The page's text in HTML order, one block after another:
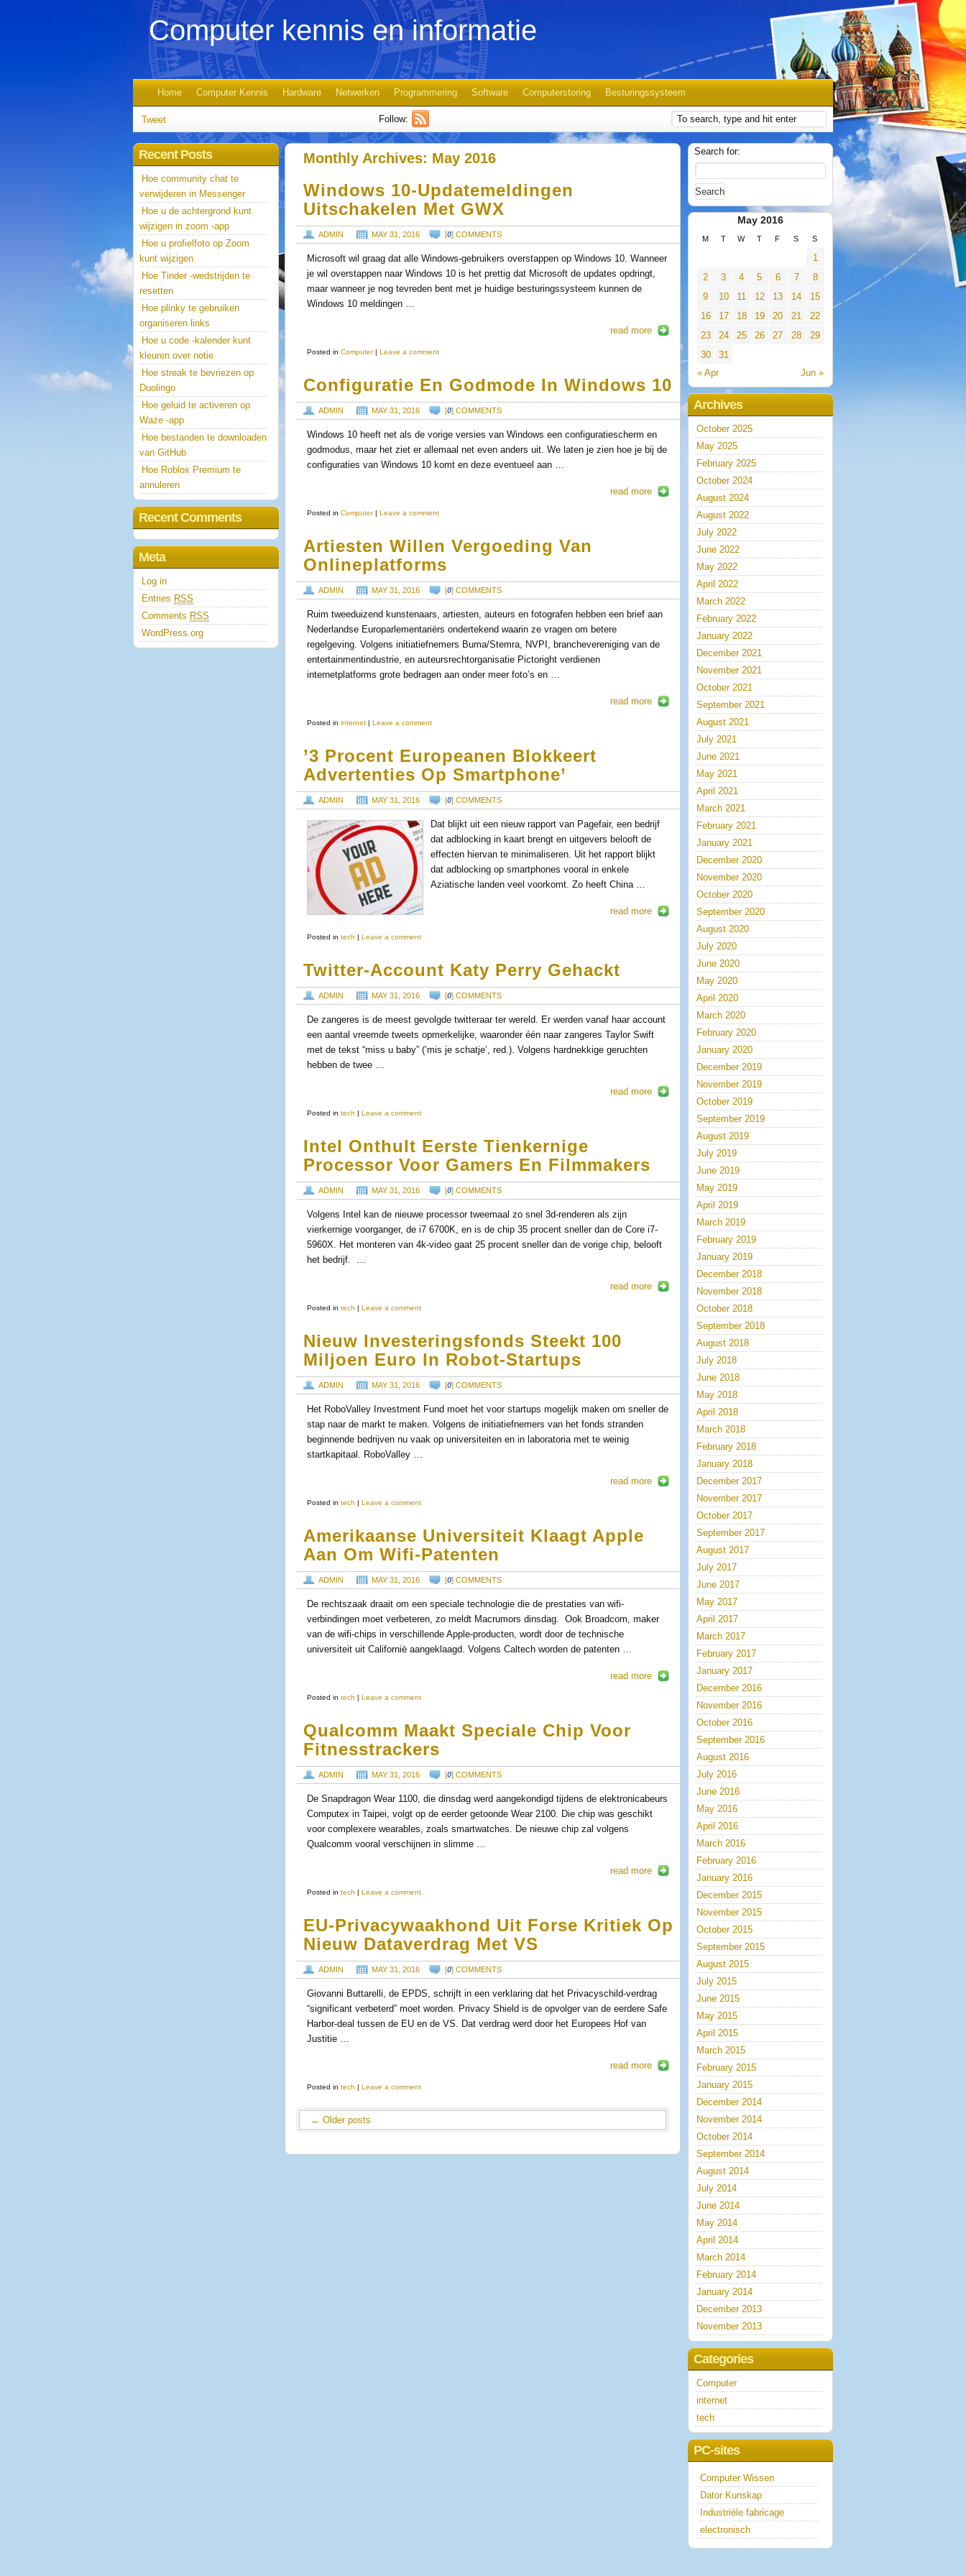
Computer kennis en informatie
Home Computer Kennis Hardware Netwerken Programmering Software Computerstoring Besturingssysteem
Tweet Follow:
Monthly Archives: May 2016
Windows 10-Updatemeldingen
Uitschakelen Met GWX
ADMIN MAY 31, 2016 [0] COMMENTS
Microsoft wil graag dat alle Windows-gebruikers overstappen op Windows 10. Wanneer
je wil overstappen naar Windows 10 is het prettig dat Microsoft de updates opdringt,
maar wanneer je nog tevreden bent met je huidige besturingssysteem kunnen de
Windows 10 meldingen …
read more
Posted in Computer | Leave a comment
Configuratie En Godmode In Windows 10
ADMIN MAY 31, 2016 [0] COMMENTS
Windows 10 heeft net als de vorige versies van Windows een configuratiescherm en
godmodus, maar het ziet er allemaal net even anders uit. We laten je zien hoe je bij de
configuraties van Windows 10 komt en deze eventueel aan …
read more
Posted in Computer | Leave a comment
Artiesten Willen Vergoeding Van
Onlineplatforms
ADMIN MAY 31, 2016 [0] COMMENTS
Ruim tweeduizend kunstenaars, artiesten, auteurs en fotografen hebben een brief aan
Nederlandse Europarlementariërs ondertekend waarin ze vragen om betere
regelgeving. Volgens initiatiefnemers Buma/Stemra, NVPI, branchevereniging van de
entertainmentindustrie, en auteursrechtorganisatie Pictoright verdienen
internetplatforms grote bedragen aan onder meer foto’s en …
read more
Posted in internet | Leave a comment
’3 Procent Europeanen Blokkeert
Advertenties Op Smartphone’
ADMIN MAY 31, 2016 [0] COMMENTS
Dat blijkt uit een nieuw rapport van Pagefair, een bedrijf
dat adblocking in kaart brengt en uitgevers belooft de
effecten hiervan te minimaliseren. Uit het rapport blijkt
dat adblocking op smartphones vooral in enkele
Aziatische landen veel voorkomt. Zo heeft China …
read more
Posted in tech | Leave a comment
Twitter-Account Katy Perry Gehackt
ADMIN MAY 31, 2016 [0] COMMENTS
De zangeres is de meest gevolgde twitteraar ter wereld. Er werden vanaf haar account
een aantal vreemde tweets opmerkelijke, waaronder één naar zangeres Taylor Swift
met de tekst “miss u baby” (‘mis je schatje’, red.). Volgens hardnekkige geruchten
hebben de twee …
read more
Posted in tech | Leave a comment
Intel Onthult Eerste Tienkernige
Processor Voor Gamers En Filmmakers
ADMIN MAY 31, 2016 [0] COMMENTS
Volgens Intel kan de nieuwe processor tweemaal zo snel 3d-renderen als zijn
vierkernige voorganger, de i7 6700K, en is de chip 35 procent sneller dan de Core i7-
5960X. Het monteren van 4k-video gaat 25 procent sneller dan de vorige chip, belooft
het bedrijf. …
read more
Posted in tech | Leave a comment
Nieuw Investeringsfonds Steekt 100
Miljoen Euro In Robot-Startups
ADMIN MAY 31, 2016 [0] COMMENTS
Het RoboValley Investment Fund moet het voor startups mogelijk maken om sneller de
stap naar de markt te maken. Volgens de initiatiefnemers van het fonds stranden
beginnende bedrijven nu vaak op universiteiten en in laboratoria met te weinig
startkapitaal. RoboValley …
read more
Posted in tech | Leave a comment
Amerikaanse Universiteit Klaagt Apple
Aan Om Wifi-Patenten
ADMIN MAY 31, 2016 [0] COMMENTS
De rechtszaak draait om een speciale technologie die de prestaties van wifi-
verbindingen moet verbeteren, zo meldt Macrumors dinsdag. Ook Broadcom, maker
van de wifi-chips in verschillende Apple-producten, wordt door de technische
universiteit uit Californië aangeklaagd. Volgens Caltech worden de patenten …
read more
Posted in tech | Leave a comment
Qualcomm Maakt Speciale Chip Voor
Fitnesstrackers
ADMIN MAY 31, 2016 [0] COMMENTS
De Snapdragon Wear 1100, die dinsdag werd aangekondigd tijdens de elektronicabeurs
Computex in Taipei, volgt op de eerder getoonde Wear 2100. Die chip was geschikt
voor complexere wearables, zoals smartwatches. De nieuwe chip zal volgens
Qualcomm vooral verschijnen in slimme …
read more
Posted in tech | Leave a comment
EU-Privacywaakhond Uit Forse Kritiek Op
Nieuw Dataverdrag Met VS
ADMIN MAY 31, 2016 [0] COMMENTS
Giovanni Buttarelli, de EPDS, schrijft in een verklaring dat het Privacyschild-verdrag
“significant verbeterd” moet worden. Privacy Shield is de opvolger van de eerdere Safe
Harbor-deal tussen de EU en de VS. Dat verdrag werd door het Europees Hof van
Justitie …
read more
Posted in tech | Leave a comment
← Older posts
Search for:
May 2016
M T W T F S S
« Apr Jun »
1
2
3 4 5 6 7
8
9
10 11 12 13 14
15
16
17 18 19 20 21
22
23
24 25 26 27 28
29
30
31
Archives
October 2025
May 2025
February 2025
October 2024
August 2024
August 2022
July 2022
June 2022
May 2022
April 2022
March 2022
February 2022
January 2022
December 2021
November 2021
October 2021
September 2021
August 2021
July 2021
June 2021
May 2021
April 2021
March 2021
February 2021
January 2021
December 2020
November 2020
October 2020
September 2020
August 2020
July 2020
June 2020
May 2020
April 2020
March 2020
February 2020
January 2020
December 2019
November 2019
October 2019
September 2019
August 2019
July 2019
June 2019
May 2019
April 2019
March 2019
February 2019
January 2019
December 2018
November 2018
October 2018
September 2018
August 2018
July 2018
June 2018
May 2018
April 2018
March 2018
February 2018
January 2018
December 2017
November 2017
October 2017
September 2017
August 2017
July 2017
June 2017
May 2017
April 2017
March 2017
February 2017
January 2017
December 2016
November 2016
October 2016
September 2016
August 2016
July 2016
June 2016
May 2016
April 2016
March 2016
February 2016
January 2016
December 2015
November 2015
October 2015
September 2015
August 2015
July 2015
June 2015
May 2015
April 2015
March 2015
February 2015
January 2015
December 2014
November 2014
October 2014
September 2014
August 2014
July 2014
June 2014
May 2014
April 2014
March 2014
February 2014
January 2014
December 2013
November 2013
Categories
Computer
internet
tech
PC-sites
Computer Wissen
Dator Kunskap
Industriële fabricage
electronisch
Recent Posts
Hoe community chat te
verwijderen in Messenger
Hoe u de achtergrond kunt
wijzigen in zoom -app
Hoe u profielfoto op Zoom
kunt wijzigen
Hoe Tinder -wedstrijden te
resetten
Hoe plinky te gebruiken
organiseren links
Hoe u code -kalender kunt
kleuren over notie
Hoe streak te bevriezen op
Duolingo
Hoe geluid te activeren op
Waze -app
Hoe bestanden te downloaden
van GitHub
Hoe Roblox Premium te
annuleren
Recent Comments
Meta
Log in
Entries RSS
Comments RSS
WordPress.org